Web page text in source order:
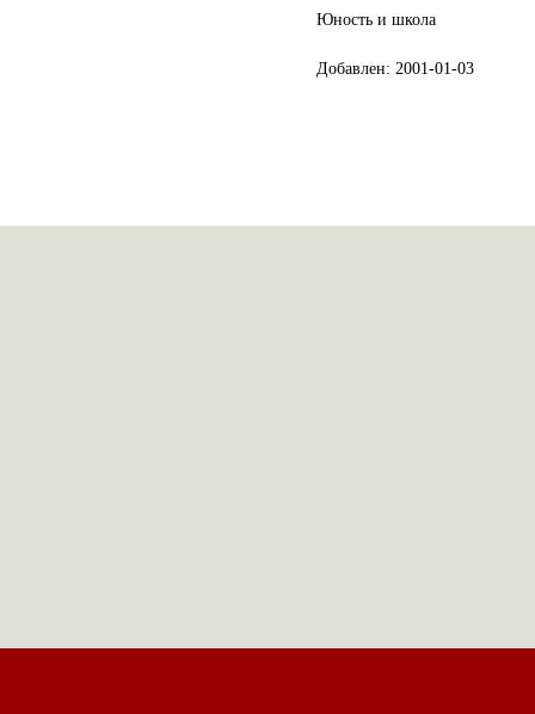
Юность и школа
Добавлен: 2001-01-03